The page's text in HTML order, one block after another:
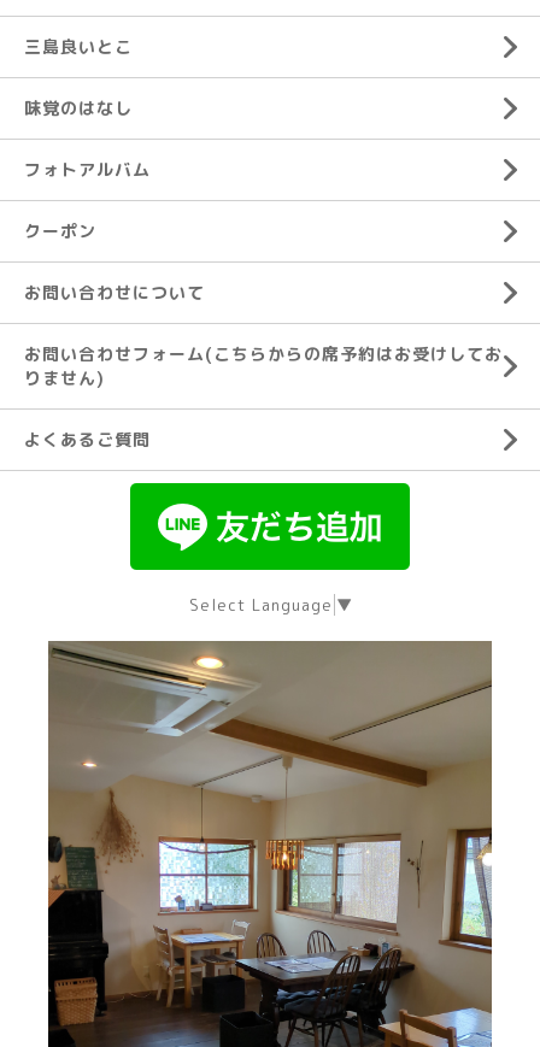
三島良いとこ
味覚のはなし
フォトアルバム
クーポン
お問い合わせについて
お問い合わせフォーム(こちらからの席予約はお受けしてお
りません)
よくあるご質問
Select Language ▼